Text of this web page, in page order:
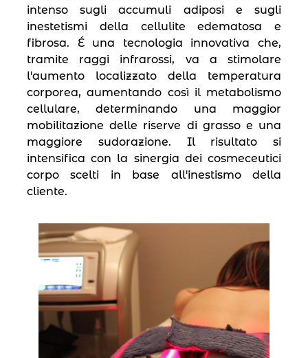
intenso sugli accumuli adiposi e sugli
inestetismi della cellulite edematosa e
fibrosa. É una tecnologia innovativa che,
tramite raggi infrarossi, va a stimolare
l′aumento localizzato della temperatura
corporea, aumentando così il metabolismo
cellulare, determinando una maggior
mobilitazione delle riserve di grasso e una
maggiore sudorazione. Il risultato si
intensifica con la sinergia dei cosmeceutici
corpo scelti in base all′inestismo della
cliente.